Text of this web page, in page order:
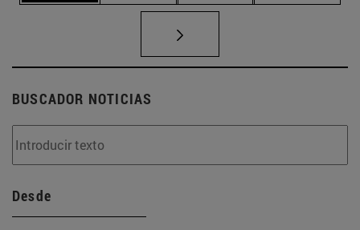
BUSCADOR NOTICIAS
Desde